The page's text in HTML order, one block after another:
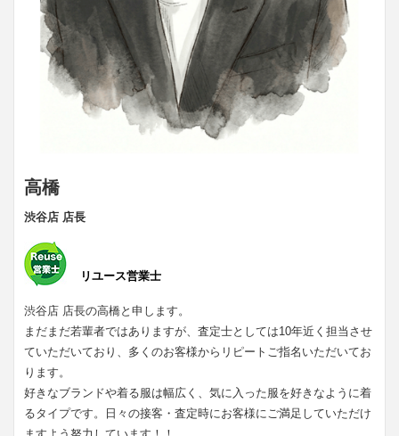
高橋
渋谷店 店長
リユース営業士
渋谷店 店長の高橋と申します。
まだまだ若輩者ではありますが、査定士としては10年近く担当させ
ていただいており、多くのお客様からリピートご指名いただいてお
ります。
好きなブランドや着る服は幅広く、気に入った服を好きなように着
るタイプです。日々の接客・査定時にお客様にご満足していただけ